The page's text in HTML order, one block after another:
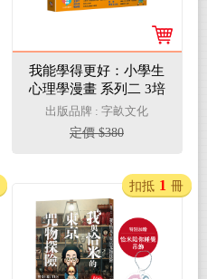
我能學得更好：小學生
心理學漫畫 系列二 3培
養學習力！
出版品牌 : 字畝文化
定價 $380
扣抵 1 冊